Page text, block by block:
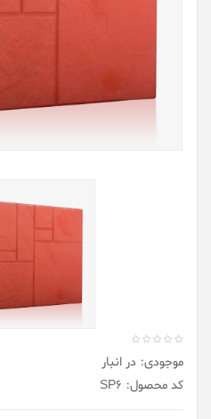
موجودی: در انبار
کد محصول: SP6